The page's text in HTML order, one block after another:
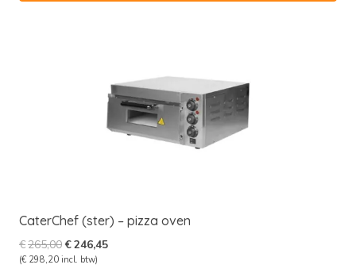
CaterChef (ster) – pizza oven
€265,00Oorspronkelijke
prijs
€246,45Huidige
(€ 298,20 incl. btw)